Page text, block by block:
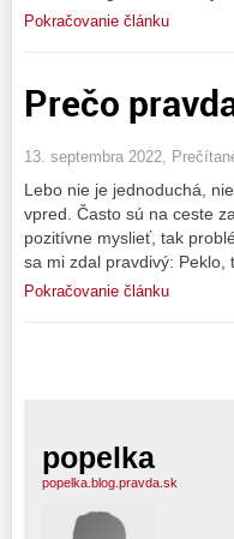
Pokračovanie článku
Prečo
13. septembra 2022,
Lebo nie je jednoduchá,
vpred. Často sú na ceste
pozitívne myslieť, tak
sa mi zdal pravdivý:
Pokračovanie článku
popelka
popelka.blog.pravda.sk